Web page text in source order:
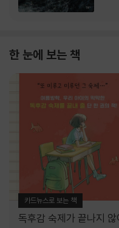
한 눈에 보는 책
카드뉴스로 보는 책
독후감 숙제가 끝나지 않